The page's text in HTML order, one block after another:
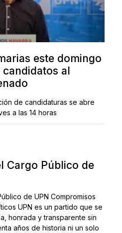
este domingo
al
de candidaturas se abre
a las 14 horas
Cargo Público de
de UPN Compromisos
UPN es un partido que se
honrada y transparente sin
años de historia ni un solo